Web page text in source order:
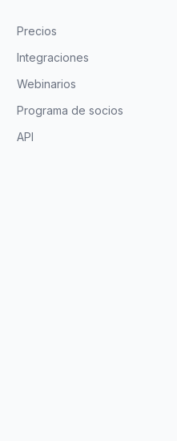
Precios
Integraciones
Webinarios
Programa de socios
API